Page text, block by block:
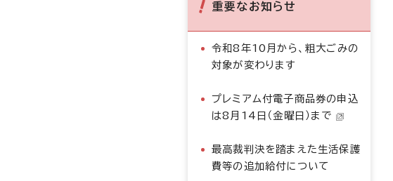
重要なお知らせ
令和8年10月から、粗大ごみの
対象が変わります
プレミアム付電子商品券の申込
は8月14日（金曜日）まで
最高裁判決を踏まえた生活保護
費等の追加給付について